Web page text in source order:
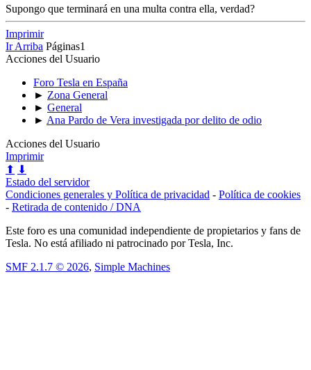
Supongo que terminará en una multa contra ella, verdad?
Imprimir
Ir Arriba Páginas1
Acciones del Usuario
Foro Tesla en España
► Zona General
► General
► Ana Pardo de Vera investigada por delito de odio
Acciones del Usuario
Imprimir
⬆ ⬇
Estado del servidor
Condiciones generales y Política de privacidad - Política de cookies
- Retirada de contenido / DNA
Este foro es una comunidad independiente de propietarios y fans de
Tesla. No está afiliado ni patrocinado por Tesla, Inc.
SMF 2.1.7 © 2026, Simple Machines